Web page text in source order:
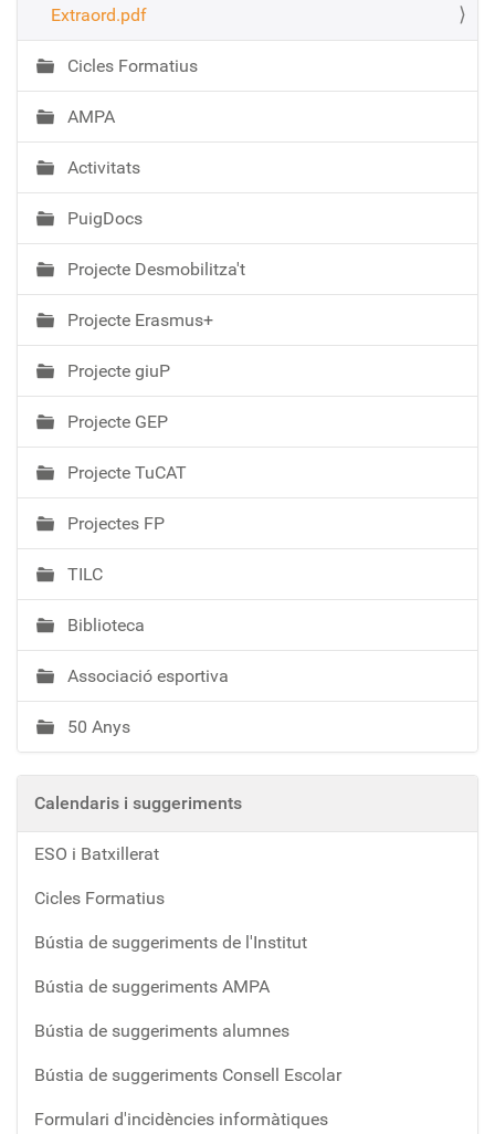
Extraord.pdf
Cicles Formatius
AMPA
Activitats
PuigDocs
Projecte Desmobilitza't
Projecte Erasmus+
Projecte giuP
Projecte GEP
Projecte TuCAT
Projectes FP
TILC
Biblioteca
Associació esportiva
50 Anys
Calendaris i suggeriments
ESO i Batxillerat
Cicles Formatius
Bústia de suggeriments de l'Institut
Bústia de suggeriments AMPA
Bústia de suggeriments alumnes
Bústia de suggeriments Consell Escolar
Formulari d'incidències informàtiques